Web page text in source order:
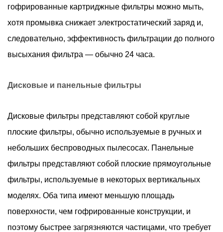
гофрированные картриджные фильтры можно мыть,
хотя промывка снижает электростатический заряд и,
следовательно, эффективность фильтрации до полного
высыхания фильтра — обычно 24 часа.
Дисковые и панельные фильтры
Дисковые фильтры представляют собой круглые
плоские фильтры, обычно используемые в ручных и
небольших беспроводных пылесосах. Панельные
фильтры представляют собой плоские прямоугольные
фильтры, используемые в некоторых вертикальных
моделях. Оба типа имеют меньшую площадь
поверхности, чем гофрированные конструкции, и
поэтому быстрее загрязняются частицами, что требует